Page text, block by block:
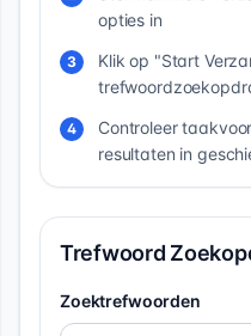
opties in
3
Klik op "Start
4
Controleer
resultaten in
Trefwoord
Zoektrefwoorden